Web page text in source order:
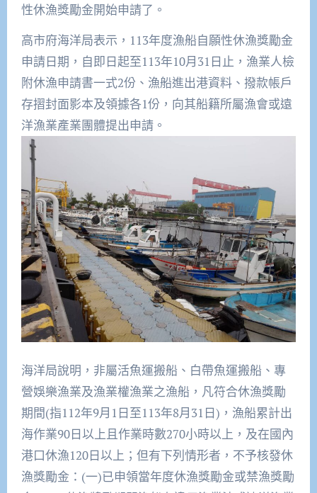
性休漁獎勵金開始申請了。
高市府海洋局表示，113年度漁船自願性休漁獎勵金
申請日期，自即日起至113年10月31日止，漁業人檢
附休漁申請書一式2份、漁船進出港資料、撥款帳戶
存摺封面影本及領據各1份，向其船籍所屬漁會或遠
洋漁業產業團體提出申請。
海洋局說明，非屬活魚運搬船、白帶魚運搬船、專
營娛樂漁業及漁業權漁業之漁船，凡符合休漁獎勵
期間(指112年9月1日至113年8月31日)，漁船累計出
海作業90日以上且作業時數270小時以上，及在國內
港口休漁120日以上；但有下列情形者，不予核發休
漁獎勵金：(一)已申領當年度休漁獎勵金或禁漁獎勵